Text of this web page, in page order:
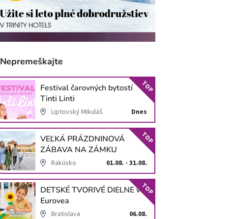
Nepremeškajte
Festival čarovných bytostí
Tinti Linti
Liptovský Mikuláš Dnes
TOP
VEĽKÁ PRÁZDNINOVÁ
ZÁBAVA NA ZÁMKU
SCHLOSS HOF
Rakúsko 01.08. - 31.08.
TOP
DETSKÉ TVORIVÉ DIELNE v
Eurovea
Bratislava 06.08.
TOP